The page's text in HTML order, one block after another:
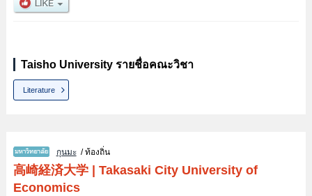
Taisho University รายชื่อคณะวิชา
Literature
กุนมะ/ ท้องถิ่น
高崎経済大学| Takasaki City University of
Economics